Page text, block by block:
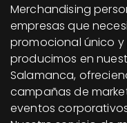
Merchandising
empresas que
promocional único y
producimos en
Salamanca,
campañas de
eventos